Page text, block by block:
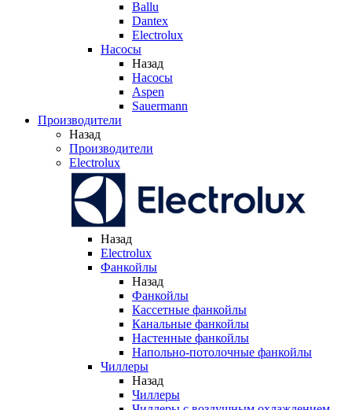
Ballu
Dantex
Electrolux
Насосы
Назад
Насосы
Aspen
Sauermann
Производители
Назад
Производители
Electrolux
Назад
Electrolux
Фанкойлы
Назад
Фанкойлы
Кассетные фанкойлы
Канальные фанкойлы
Настенные фанкойлы
Напольно-потолочные фанкойлы
Чиллеры
Назад
Чиллеры